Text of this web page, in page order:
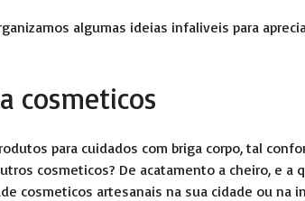
algumas ideias infaliveis para
cosmeticos
para cuidados com briga corpo, tal
cosmeticos? De acatamento a cheiro, e a
cosmeticos artesanais na sua cidade ou na